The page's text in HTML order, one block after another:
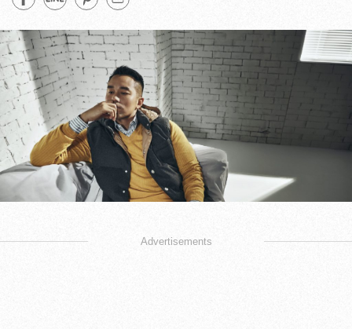
Advertisements